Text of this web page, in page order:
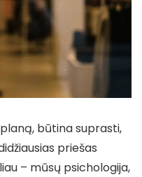
būtina suprasti,
priešas
– mūsų psichologija,